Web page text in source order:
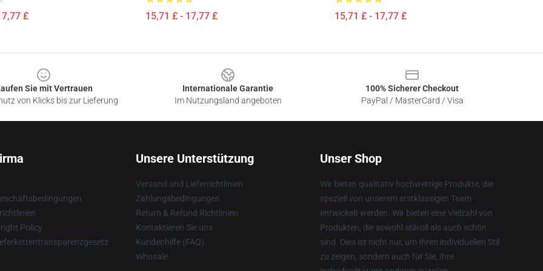
£ 15,71 £ - 17,77 £ 15,71 £ - 17,77 £
Sie mit Vertrauen
von Klicks bis zur Lieferung
Internationale Garantie
Im Nutzungsland angeboten
100% Sicherer Checkout
PayPal / MasterCard / Visa
Policy
Unsere Unterstützung
Versand und Lieferrichtlinien
Zahlungsbedingungen
Return & Refund Richtlinien
Kontaktieren Sie uns
Kundenhilfe (FAQ)
Whosale
Unser Shop
Wir bieten qualitativ hochwertige Produkte, die
speziell von unserem erstklassigen Team
entwickelt werden. Wir bieten eine Vielzahl von
Produkten, die sowohl stilvoll als auch schön
sind. Dies ist nicht nur, um Ihren individuellen Stil
zu zeigen, sondern auch für Sie, Ihre